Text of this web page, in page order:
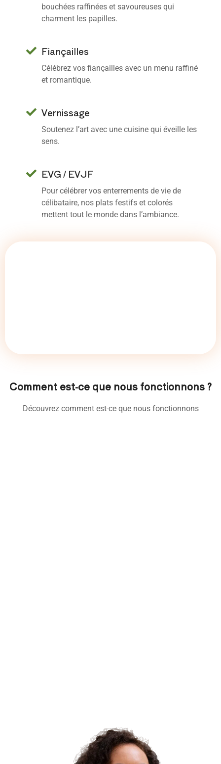
bouchées raffinées et savoureuses qui
charment les papilles.
Fiançailles
Célébrez vos fiançailles avec un menu raffiné
et romantique.
Vernissage
Soutenez l’art avec une cuisine qui éveille les
sens.
EVG / EVJF
Pour célébrer vos enterrements de vie de
célibataire, nos plats festifs et colorés
mettent tout le monde dans l’ambiance.
Comment est-ce que nous fonctionnons ?
Découvrez comment est-ce que nous fonctionnons